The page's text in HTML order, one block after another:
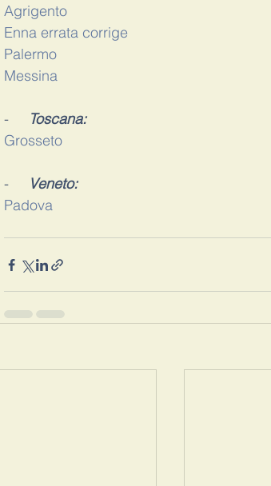
Agrigento
Enna errata corrige
Palermo
Messina
-
Toscana:
Grosseto
-
Veneto:
Padova